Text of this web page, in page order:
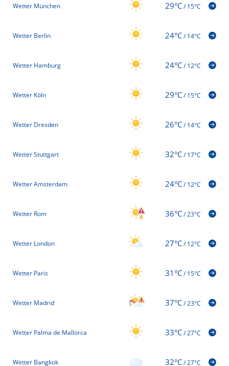
Wetter München 29°C/15°C
Wetter Berlin 24°C/14°C
Wetter Hamburg 24°C/12°C
Wetter Köln 29°C/15°C
Wetter Dresden 26°C/14°C
Wetter Stuttgart 32°C/17°C
Wetter Amsterdam 24°C/12°C
Wetter Rom 36°C/23°C
Wetter London 27°C/12°C
Wetter Paris 31°C/15°C
Wetter Madrid 37°C/23°C
Wetter Palma de Mallorca 33°C/27°C
Wetter Bangkok 32°C/27°C